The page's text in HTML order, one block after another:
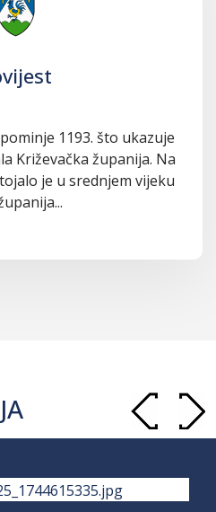
1193. što ukazuje
Križevačka županija. Na
je u srednjem vijeku